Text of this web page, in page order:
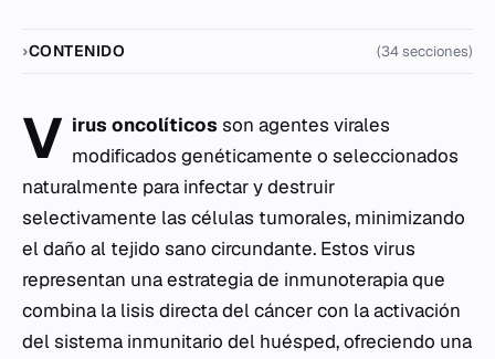
CONTENIDO (34 secciones)
V irus oncolíticos son agentes virales
modificados genéticamente o seleccionados
naturalmente para infectar y destruir
selectivamente las células tumorales, minimizando
el daño al tejido sano circundante. Estos virus
representan una estrategia de inmunoterapia que
combina la lisis directa del cáncer con la activación
del sistema inmunitario del huésped, ofreciendo una